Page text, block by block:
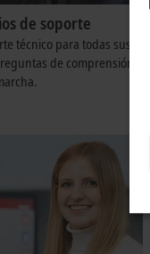
de soporte
técnico para todas sus
de comprensión